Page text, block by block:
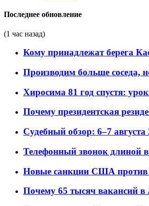
Последнее обновление
(1 час назад)
Кому принадлежат берега
Производим больше соседа,
Хиросима 81 год спустя:
Почему президентская
Судебный обзор: 6–7 августа
Телефонный звонок длиной в
Новые санкции США против
Почему 65 тысяч вакансий в